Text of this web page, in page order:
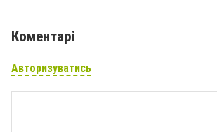
Коментарі
Авторизуватись